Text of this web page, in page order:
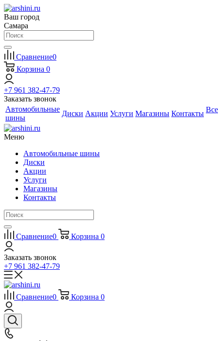
Ваш город
Самара
Сравнение0
Корзина 0
+7 961 382-47-79
Заказать звонок
Автомобильные
шины
Диски Акции Услуги Магазины Контакты Все
Меню
Автомобильные шины
Диски
Акции
Услуги
Магазины
Контакты
Сравнение0 Корзина 0
Заказать звонок
+7 961 382-47-79
Сравнение0 Корзина 0